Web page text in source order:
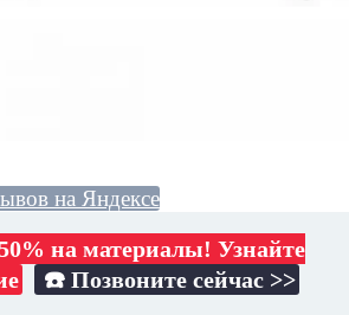
на Яндексе
на материалы! Узнайте
☎️ Позвоните сейчас >>